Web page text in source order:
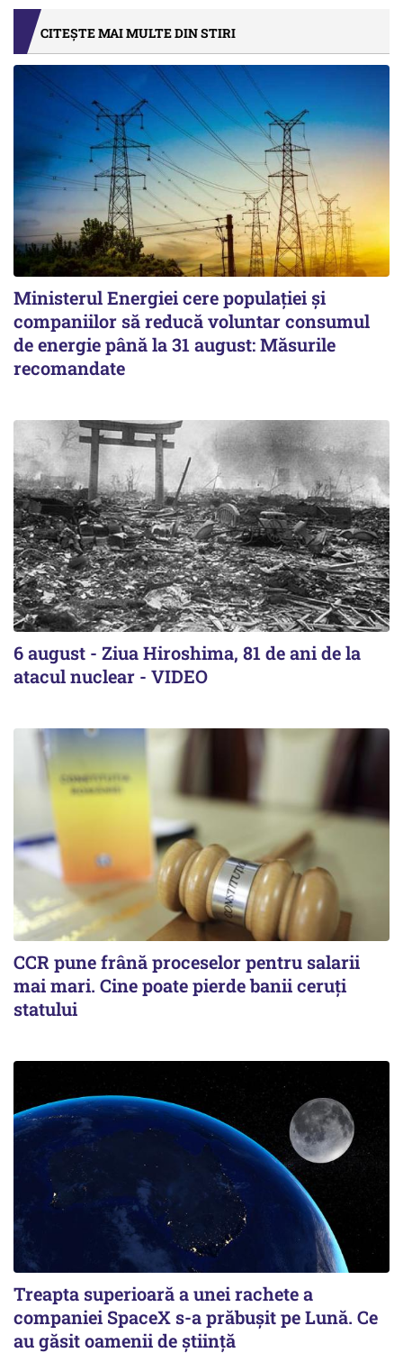
CITEȘTE MAI MULTE DIN STIRI
Ministerul Energiei cere populației și
companiilor să reducă voluntar consumul
de energie până la 31 august: Măsurile
recomandate
6 august - Ziua Hiroshima, 81 de ani de la
atacul nuclear - VIDEO
CCR pune frână proceselor pentru salarii
mai mari. Cine poate pierde banii ceruți
statului
Treapta superioară a unei rachete a
companiei SpaceX s-a prăbușit pe Lună. Ce
au găsit oamenii de știință